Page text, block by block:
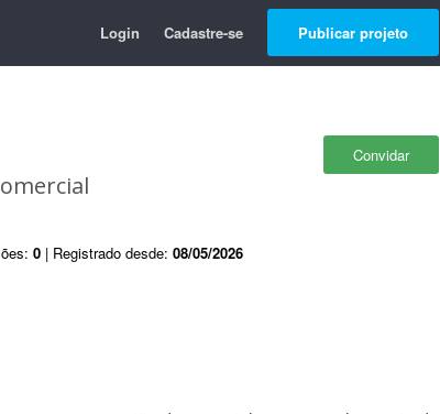
Login Cadastre-se Publicar projeto
Convidar
0 | Registrado desde: 08/05/2026